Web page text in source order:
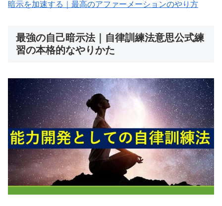
暗示を加速する｜最高のアファーメーションのやり方
最強の自己暗示法｜自律訓練法意思公式練
習の本格的なやりかた